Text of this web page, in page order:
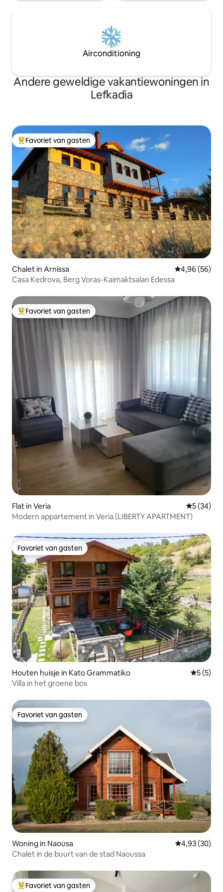
Airconditioning
Andere geweldige vakantiewoningen in
Lefkadia
Topfavoriet van gasten
Favoriet van gasten
Chalet in Arnissa Gemiddelde
4,96 (56)
Casa Kedrova, Berg Voras-Kaimaktsalan Edessa
Topfavoriet van gasten
Favoriet van gasten
Flat in Veria
5 (34)
Modern appartement in Veria (LIBERTY APARTMENT)
Favoriet van gasten
Favoriet van gasten
Houten huisje in Kato Grammatiko
5 (5)
Villa in het groene bos
Favoriet van gasten
Favoriet van gasten
Woning in Naousa Gemiddelde
4,93 (30)
Chalet in de buurt van de stad Naoussa
Topfavoriet van gasten
Favoriet van gasten